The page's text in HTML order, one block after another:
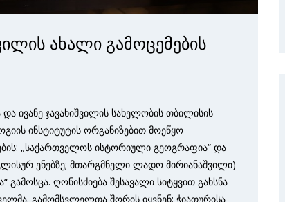
ახალი გამოცემების
ივანე ჯავახიშვილის სახელობის თბილისის
ინსტიტუტის ორგანიზებით მოეწყო
„საქართველოს ისტორიული გეოგრაფია“ და
ენებზე; მთარგმნელი ლადო მირიანაშვილი)
გამოსცა. ღონისძიება შესავალი სიტყვით გახსნა
გამომსვლელთა შორის იყვნენ: ჭიათურისა